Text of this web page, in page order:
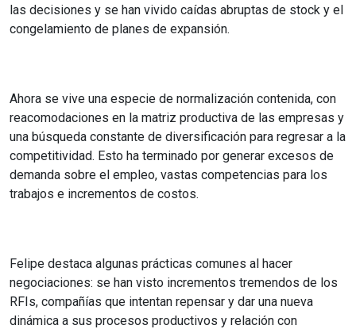
las decisiones y se han vivido caídas abruptas de stock y el
congelamiento de planes de expansión.
Ahora se vive una especie de normalización contenida, con
reacomodaciones en la matriz productiva de las empresas y
una búsqueda constante de diversificación para regresar a la
competitividad. Esto ha terminado por generar excesos de
demanda sobre el empleo, vastas competencias para los
trabajos e incrementos de costos.
Felipe destaca algunas prácticas comunes al hacer
negociaciones: se han visto incrementos tremendos de los
RFIs, compañías que intentan repensar y dar una nueva
dinámica a sus procesos productivos y relación con